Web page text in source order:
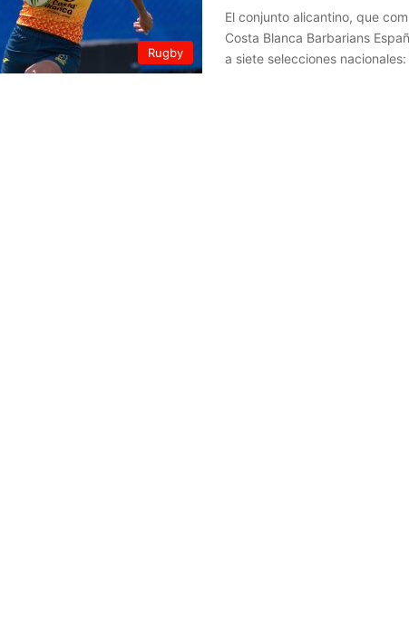
Rugby
El conjunto alicantino, que
Costa Blanca Barbarians
a siete selecciones